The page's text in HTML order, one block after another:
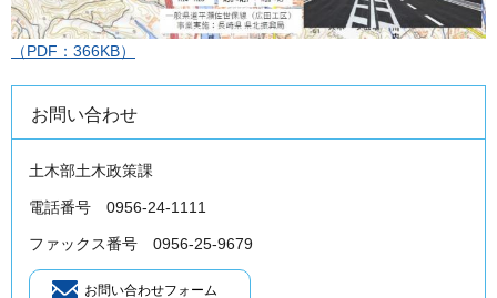
（PDF：366KB）
お問い合わせ
土木部土木政策課
電話番号 0956-24-1111
ファックス番号 0956-25-9679